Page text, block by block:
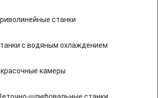
станки
с водяным охлаждением
камеры